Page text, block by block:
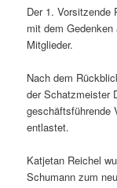
Der 1. Vorsitzende
mit dem
Mitglieder.
Nach dem
der Schatzmeister
geschäftsführende
entlastet.
Katjetan Reichel
Schumann zum